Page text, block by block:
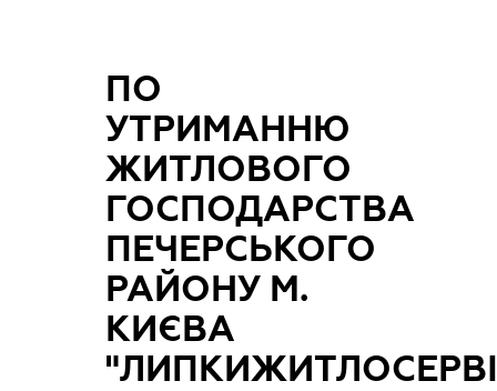
ПО
УТРИМАННЮ
ЖИТЛОВОГО
ГОСПОДАРСТВА
ПЕЧЕРСЬКОГО
РАЙОНУ М.
КИЄВА